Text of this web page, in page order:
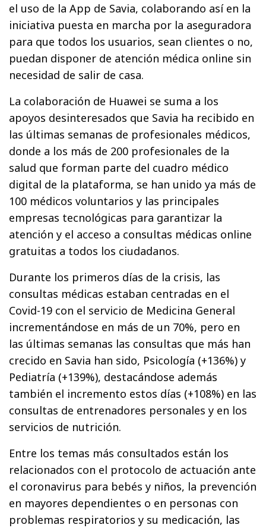
el uso de la App de Savia, colaborando así en la
iniciativa puesta en marcha por la aseguradora
para que todos los usuarios, sean clientes o no,
puedan disponer de atención médica online sin
necesidad de salir de casa.
La colaboración de Huawei se suma a los
apoyos desinteresados que Savia ha recibido en
las últimas semanas de profesionales médicos,
donde a los más de 200 profesionales de la
salud que forman parte del cuadro médico
digital de la plataforma, se han unido ya más de
100 médicos voluntarios y las principales
empresas tecnológicas para garantizar la
atención y el acceso a consultas médicas online
gratuitas a todos los ciudadanos.
Durante los primeros días de la crisis, las
consultas médicas estaban centradas en el
Covid-19 con el servicio de Medicina General
incrementándose en más de un 70%, pero en
las últimas semanas las consultas que más han
crecido en Savia han sido, Psicología (+136%) y
Pediatría (+139%), destacándose además
también el incremento estos días (+108%) en las
consultas de entrenadores personales y en los
servicios de nutrición.
Entre los temas más consultados están los
relacionados con el protocolo de actuación ante
el coronavirus para bebés y niños, la prevención
en mayores dependientes o en personas con
problemas respiratorios y su medicación, las